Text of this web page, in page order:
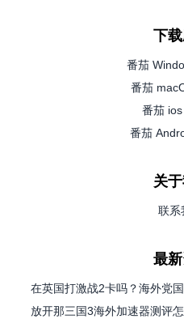
下
番茄
番茄
番茄
番茄
关
联系
最
在英国打激战2卡吗？海外党
放开那三国3海外加速器测评